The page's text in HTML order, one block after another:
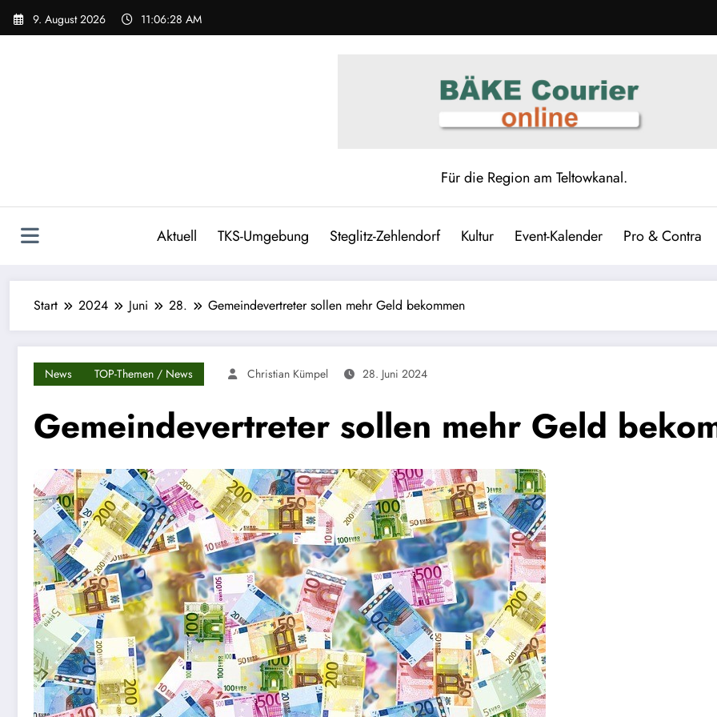
9. August 2026 11:06:29 AM
Für die Region am Teltowkanal.
Aktuell TKS-Umgebung Steglitz-Zehlendorf Kultur Event-Kalender Pro & Contra
Start 2024 Juni 28. Gemeindevertreter sollen mehr Geld bekommen
News TOP-Themen / News Christian Kümpel 28. Juni 2024
Gemeindevertreter sollen mehr Geld